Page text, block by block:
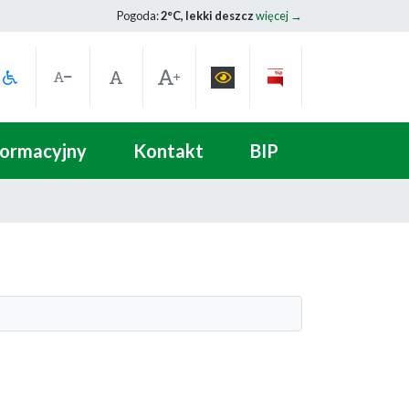
Pogoda:2°C, lekki deszczwięcej →
Kontakt BIP